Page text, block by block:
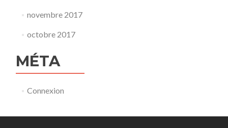
novembre 2017
octobre 2017
MÉTA
Connexion